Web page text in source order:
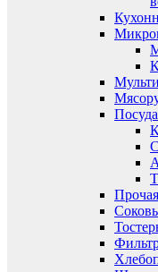
Посуда